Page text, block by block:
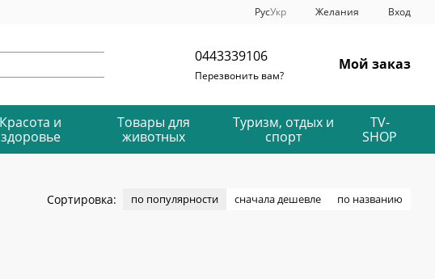
РусУкр Желания Вход
0443339106
Перезвонить вам?
Мой заказ
Красота и
здоровье
Товары для
животных
Туризм, отдых и
спорт
TV-
SHOP
Сортировка: по популярности сначала дешевле по названию